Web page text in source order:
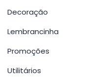
Decoração
Lembrancinha
Promoções
Utilitários